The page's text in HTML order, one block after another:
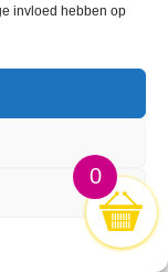
invloed hebben op
0